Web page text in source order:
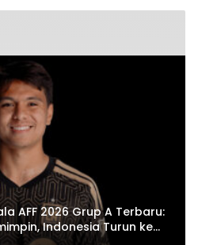
AFF 2026 Grup A Terbaru:
Indonesia Turun ke